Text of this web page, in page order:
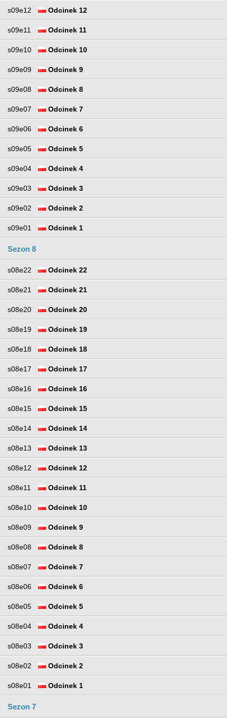
s09e12 Odcinek 12
s09e11 Odcinek 11
s09e10 Odcinek 10
s09e09 Odcinek 9
s09e08 Odcinek 8
s09e07 Odcinek 7
s09e06 Odcinek 6
s09e05 Odcinek 5
s09e04 Odcinek 4
s09e03 Odcinek 3
s09e02 Odcinek 2
s09e01 Odcinek 1
Sezon 8
s08e22 Odcinek 22
s08e21 Odcinek 21
s08e20 Odcinek 20
s08e19 Odcinek 19
s08e18 Odcinek 18
s08e17 Odcinek 17
s08e16 Odcinek 16
s08e15 Odcinek 15
s08e14 Odcinek 14
s08e13 Odcinek 13
s08e12 Odcinek 12
s08e11 Odcinek 11
s08e10 Odcinek 10
s08e09 Odcinek 9
s08e08 Odcinek 8
s08e07 Odcinek 7
s08e06 Odcinek 6
s08e05 Odcinek 5
s08e04 Odcinek 4
s08e03 Odcinek 3
s08e02 Odcinek 2
s08e01 Odcinek 1
Sezon 7